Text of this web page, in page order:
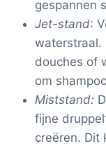
gespannen
Jet-stand:
waterstraal.
douches of
om
Miststand:
fijne
creëren. Dit